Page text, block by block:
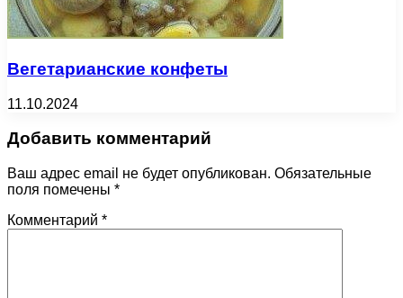
Вегетарианские конфеты
11.10.2024
Добавить комментарий
Ваш адрес email не будет опубликован. Обязательные
поля помечены *
Комментарий *